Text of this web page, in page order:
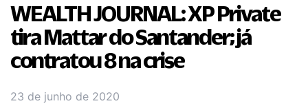
WEALTH JOURNAL: XP Private
tira Mattar do Santander; já
contratou 8 na crise
23 de junho de 2020